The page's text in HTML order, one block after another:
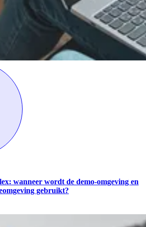
wanneer wordt de demo-omgeving en
gebruikt?